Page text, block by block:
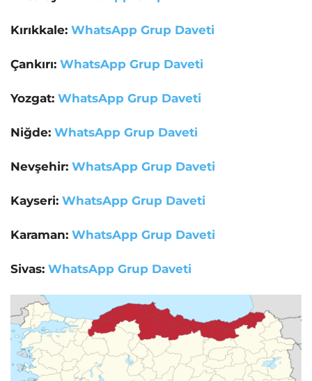
Kırıkkale: WhatsApp Grup Daveti
Çankırı: WhatsApp Grup Daveti
Yozgat: WhatsApp Grup Daveti
Niğde: WhatsApp Grup Daveti
Nevşehir: WhatsApp Grup Daveti
Kayseri: WhatsApp Grup Daveti
Karaman: WhatsApp Grup Daveti
Sivas: WhatsApp Grup Daveti